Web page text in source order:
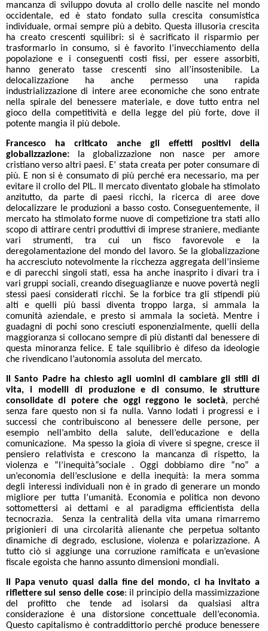
mancanza di sviluppo dovuta al crollo delle nascite nel mondo
occidentale, ed è stato fondato sulla crescita consumistica
individuale, ormai sempre più a debito. Questa illusoria crescita
ha creato crescenti squilibri: si è sacrificato il risparmio per
trasformarlo in consumo, si è favorito l’invecchiamento della
popolazione e i conseguenti costi fissi, per essere assorbiti,
hanno generato tasse crescenti sino all’insostenibile. La
delocalizzazione ha anche permesso una rapida
industrializzazione di intere aree economiche che sono entrate
nella spirale del benessere materiale, e dove tutto entra nel
gioco della competitività e della legge del più forte, dove il
potente mangia il più debole.
Francesco ha criticato anche gli effetti positivi della
globalizzazione:
la globalizzazione non nasce per amore
cristiano verso altri paesi. E’ stata creata per poter consumare di
più. E non si è consumato di più perché era necessario, ma per
evitare il crollo del PIL.
Il mercato diventato globale ha stimolato
anzitutto, da parte di paesi ricchi, la ricerca di aree dove
delocalizzare le produzioni a basso costo. Conseguentemente, il
mercato ha stimolato forme nuove di competizione tra stati allo
scopo di attirare centri produttivi di imprese straniere, mediante
vari strumenti, tra cui un fisco favorevole e la
deregolamentazione del mondo del lavoro. Se la globalizzazione
ha accresciuto notevolmente la ricchezza aggregata dell’insieme
e di parecchi singoli stati, essa ha anche inasprito i divari tra i
vari gruppi sociali, creando diseguaglianze e nuove povertà negli
stessi paesi considerati ricchi. Se la forbice tra gli stipendi più
alti e quelli più bassi diventa troppo larga, si ammala la
comunità aziendale, e presto si ammala la società. Mentre i
guadagni di pochi sono cresciuti esponenzialmente, quelli della
maggioranza si collocano sempre di più distanti dal benessere di
questa minoranza felice. E tale squilibrio è difeso da ideologie
che rivendicano l’autonomia assoluta del mercato.
Il Santo Padre ha chiesto agli uomini di cambiare gli stili di
vita, i modelli di produzione e di consumo,
le strutture
consolidate di potere che oggi reggono le società, perché
senza fare questo non si fa nulla. Vanno lodati i progressi e i
successi che contribuiscono al benessere delle persone, per
esempio nell’ambito della salute, dell’educazione e della
comunicazione. Ma spesso la gioia di vivere si spegne, cresce il
pensiero relativista e crescono la mancanza di rispetto, la
violenza e “l’inequità”sociale . Oggi dobbiamo dire “no” a
un’economia dell’esclusione e della inequità: la mera somma
degli interessi individuali non è in grado di generare un mondo
migliore per tutta l’umanità. Economia e politica non devono
sottomettersi ai dettami e al paradigma efficientista della
tecnocrazia. Senza la centralità della vita umana rimarremo
prigionieri di una circolarità alienante che perpetua soltanto
dinamiche di degrado, esclusione, violenza e polarizzazione. A
tutto ciò si aggiunge una corruzione ramificata e un’evasione
fiscale egoista che hanno assunto dimensioni mondiali.
Il Papa venuto quasi dalla fine del mondo, ci ha invitato a
riflettere sul senso delle cose: il principio della massimizzazione
del profitto che tende ad isolarsi da qualsiasi altra
considerazione è una distorsione concettuale dell’economia.
Questo capitalismo è contraddittorio perché produce benessere